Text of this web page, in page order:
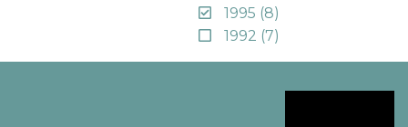
1995 (8)
1992 (7)